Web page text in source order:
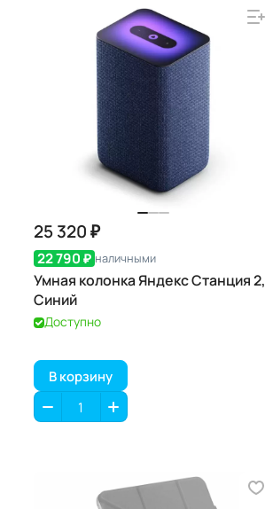
25 320 ₽
22 790 ₽ наличными
Умная колонка Яндекс Станция 2,
Синий
Доступно
В корзину